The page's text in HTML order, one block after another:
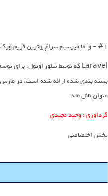
#1 – و اما میرسیم سراغ بهترین فریم ورک PHP سال 2016 که مطعلق است به فریم ورک Laravel …
عنوان نائل شد
گرداوری : وحید مجیدی
پخش اختصاصی